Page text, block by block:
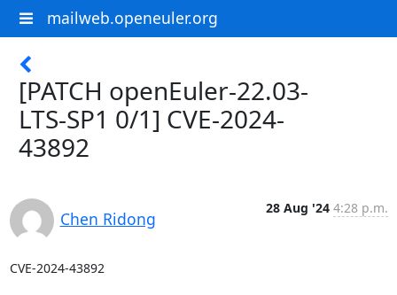
mailweb.openeuler.org
[PATCH openEuler-22.03-
LTS-SP1 0/1] CVE-2024-
43892
Chen Ridong
28 Aug '24 4:28 p.m.
CVE-2024-43892